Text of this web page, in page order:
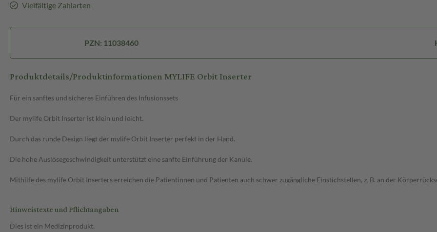
Vielfältige Zahlarten
PZN: 11038460
Produktdetails/Produktinformationen MYLIFE Orbit Inserter
Für ein sanftes und sicheres Einführen des Infusionssets
Der mylife Orbit Inserter ist klein und leicht.
Durch das runde Design liegt der mylife Orbit Inserter perfekt in der Hand.
Die hohe Auslösegeschwindigkeit unterstützt eine sanfte Einführung der Kanüle.
Mithilfe des mylife Orbit Inserters erreichen die Patientinnen und Patienten auch schwer zugängliche Einstichstellen, z. B. an der
Hinweistexte und Pflichtangaben
Dies ist ein Medizinprodukt.